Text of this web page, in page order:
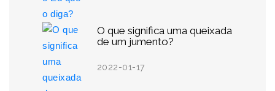
O que significa uma queixada
de um jumento?
2022-01-17